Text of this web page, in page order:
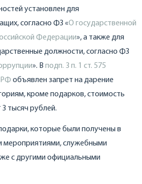
установлен для
согласно ФЗ «О государственной
Федерации», а также для
должности, согласно ФЗ
». В подп. 3 п. 1 ст. 575
РФ объявлен запрет на дарение
кроме подарков, стоимость
3 тысяч рублей.
которые были получены в
мероприятиями, служебными
с другими официальными